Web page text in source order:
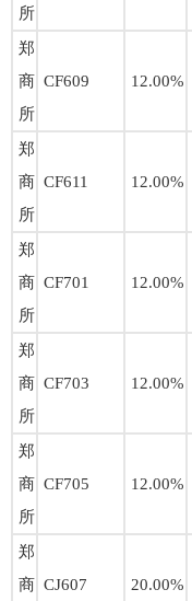
所
郑
商
所
CF609 12.00%
郑
商
所
CF611 12.00%
郑
商
所
CF701 12.00%
郑
商
所
CF703 12.00%
郑
商
所
CF705 12.00%
郑
商 CJ607 20.00%